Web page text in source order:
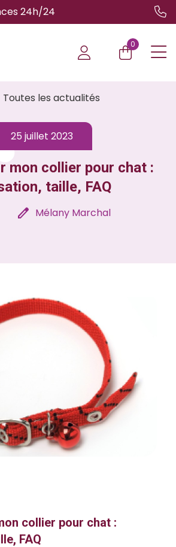
24h/24
0
Toutes les actualités
25 juillet 2023
mon collier pour chat :
taille, FAQ
edit Mélany Marchal
collier pour chat :
FAQ